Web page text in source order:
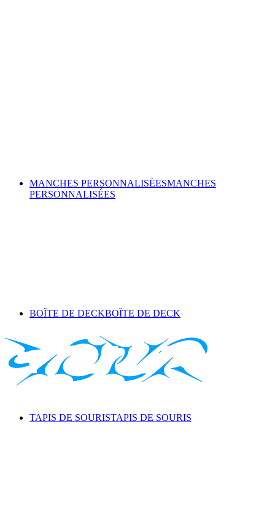
MANCHES PERSONNALISÉESMANCHES
PERSONNALISÉES
BOÎTE DE DECKBOÎTE DE DECK
TAPIS DE SOURISTAPIS DE SOURIS